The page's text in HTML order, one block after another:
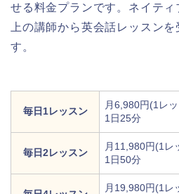
せる料金プランです。ネイテ
上の講師から英会話レッスン
す。
毎日1レッスン
月6,980円(1レ
1日25分
毎日2レッスン
月11,980円(1レ
1日50分
月19,980円(1レ